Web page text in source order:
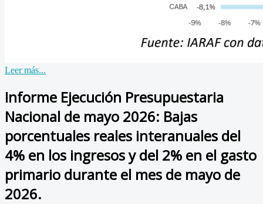
Leer más...
Informe Ejecución Presupuestaria
Nacional de mayo 2026: Bajas
porcentuales reales interanuales del
4% en los ingresos y del 2% en el gasto
primario durante el mes de mayo de
2026.